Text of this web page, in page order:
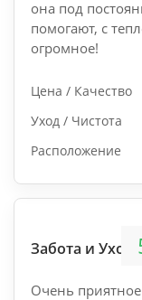
она под
помогают, с
огромное!
Цена / Качество
Уход / Чистота
Расположение
Забота и Уход
Очень